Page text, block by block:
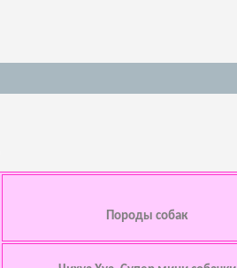
Породы собак